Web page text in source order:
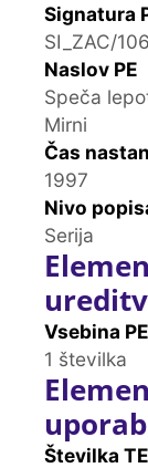
Signatura
SI_ZAC/
Naslov PE
Speča
Mirni
Čas
1997
Nivo
Serija
Vsebina PE
1 številka
Številka TE